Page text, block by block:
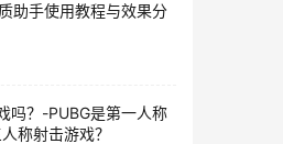
助手使用教程与效果分
吗？-PUBG是第一人称
称射击游戏？